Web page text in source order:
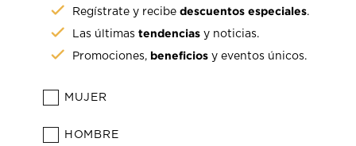
Regístrate y recibedescuentos especiales.
Las últimastendencias y noticias.
Promociones, beneficios y eventos únicos.
MUJER
HOMBRE